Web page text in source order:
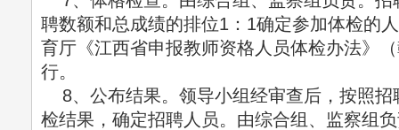
聘数额和总成绩的排位1：1确定参加体检的
育厅《江西省申报教师资格人员体检办法》
行。
8、公布结果。领导小组经审查后，按照招
检结果，确定招聘人员。由综合组、监察组